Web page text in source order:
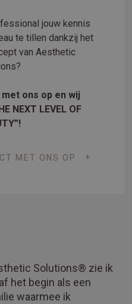
jouw kennis
te tillen dankzij het
van Aesthetic
ons op en wij
NEXT LEVEL OF
MET ONS OP
Solutions® zie ik
het begin als een
waarmee ik